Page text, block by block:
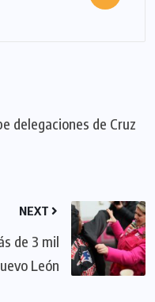
delegaciones de Cruz
NEXT
de 3 mil
León